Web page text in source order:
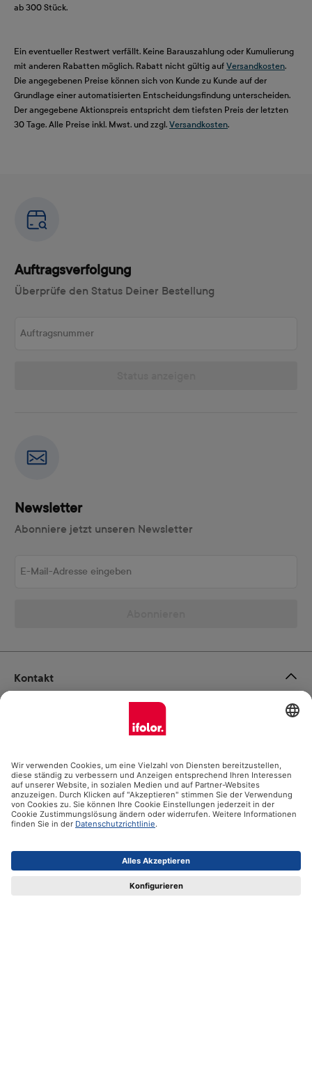
ab 300 Stück.
Ein eventueller Restwert verfällt. Keine Barauszahlung oder Kumulierung
mit anderen Rabatten möglich. Rabatt nicht gültig auf Versandkosten.
Die angegebenen Preise können sich von Kunde zu Kunde auf der
Grundlage einer automatisierten Entscheidungsfindung unterscheiden.
Der angegebene Aktionspreis entspricht dem tiefsten Preis der letzten
30 Tage. Alle Preise inkl. Mwst. und zzgl. Versandkosten.
Auftragsverfolgung
Überprüfe den Status Deiner Bestellung
Newsletter
Abonniere jetzt unseren Newsletter
Kontakt
Ifolor GmbH
Unsere Produkte